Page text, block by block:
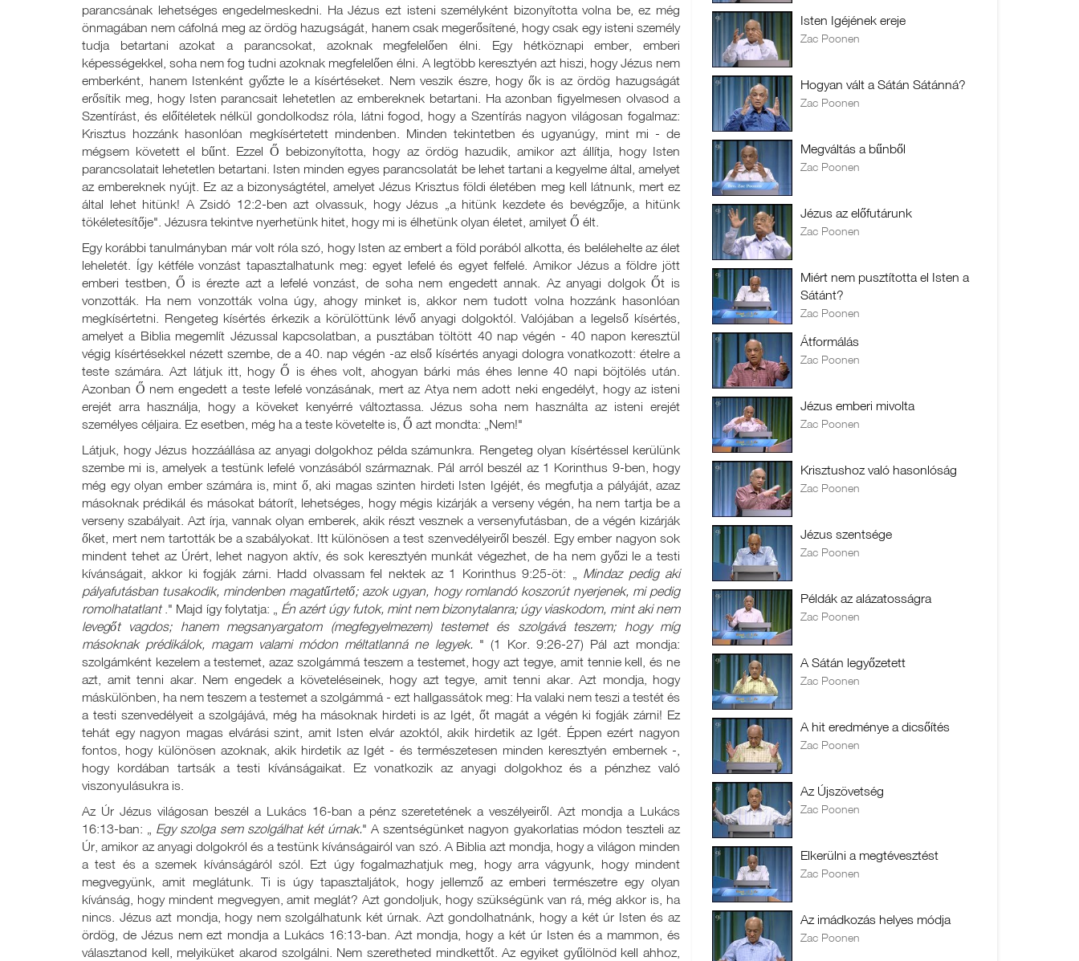
parancsának lehetséges engedelmeskedni. Ha Jézus ezt isteni személyként bizonyította volna be, ez még
önmagában nem cáfolná meg az ördög hazugságát, hanem csak megerősítené, hogy csak egy isteni személy
tudja betartani azokat a parancsokat, azoknak megfelelően élni. Egy hétköznapi ember, emberi
képességekkel, soha nem fog tudni azoknak megfelelően élni. A legtöbb keresztyén azt hiszi, hogy Jézus nem
emberként, hanem Istenként győzte le a kísértéseket. Nem veszik észre, hogy ők is az ördög hazugságát
erősítik meg, hogy Isten parancsait lehetetlen az embereknek betartani. Ha azonban figyelmesen olvasod a
Szentírást, és előítéletek nélkül gondolkodsz róla, látni fogod, hogy a Szentírás nagyon világosan fogalmaz:
Krisztus hozzánk hasonlóan megkísértetett mindenben. Minden tekintetben és ugyanúgy, mint mi - de
mégsem követett el bűnt. Ezzel Ő bebizonyította, hogy az ördög hazudik, amikor azt állítja, hogy Isten
parancsolatait lehetetlen betartani. Isten minden egyes parancsolatát be lehet tartani a kegyelme által, amelyet
az embereknek nyújt. Ez az a bizonyságtétel, amelyet Jézus Krisztus földi életében meg kell látnunk, mert ez
által lehet hitünk! A Zsidó 12:2-ben azt olvassuk, hogy Jézus „a hitünk kezdete és bevégzője, a hitünk
tökéletesítője". Jézusra tekintve nyerhetünk hitet, hogy mi is élhetünk olyan életet, amilyet Ő élt.
Egy korábbi tanulmányban már volt róla szó, hogy Isten az embert a föld porából alkotta, és belélehelte az élet
leheletét. Így kétféle vonzást tapasztalhatunk meg: egyet lefelé és egyet felfelé. Amikor Jézus a földre jött
emberi testben, Ő is érezte azt a lefelé vonzást, de soha nem engedett annak. Az anyagi dolgok Őt is
vonzották. Ha nem vonzották volna úgy, ahogy minket is, akkor nem tudott volna hozzánk hasonlóan
megkísértetni. Rengeteg kísértés érkezik a körülöttünk lévő anyagi dolgoktól. Valójában a legelső kísértés,
amelyet a Biblia megemlít Jézussal kapcsolatban, a pusztában töltött 40 nap végén - 40 napon keresztül
végig kísértésekkel nézett szembe, de a 40. nap végén -az első kísértés anyagi dologra vonatkozott: ételre a
teste számára. Azt látjuk itt, hogy Ő is éhes volt, ahogyan bárki más éhes lenne 40 napi böjtölés után.
Azonban Ő nem engedett a teste lefelé vonzásának, mert az Atya nem adott neki engedélyt, hogy az isteni
erejét arra használja, hogy a köveket kenyérré változtassa. Jézus soha nem használta az isteni erejét
személyes céljaira. Ez esetben, még ha a teste követelte is, Ő azt mondta: „Nem!"
Látjuk, hogy Jézus hozzáállása az anyagi dolgokhoz példa számunkra. Rengeteg olyan kísértéssel kerülünk
szembe mi is, amelyek a testünk lefelé vonzásából származnak. Pál arról beszél az 1 Korinthus 9-ben, hogy
még egy olyan ember számára is, mint ő, aki magas szinten hirdeti Isten Igéjét, és megfutja a pályáját, azaz
másoknak prédikál és másokat bátorít, lehetséges, hogy mégis kizárják a verseny végén, ha nem tartja be a
verseny szabályait. Azt írja, vannak olyan emberek, akik részt vesznek a versenyfutásban, de a végén kizárják
őket, mert nem tartották be a szabályokat. Itt különösen a test szenvedélyeiről beszél. Egy ember nagyon sok
mindent tehet az Úrért, lehet nagyon aktív, és sok keresztyén munkát végezhet, de ha nem győzi le a testi
kívánságait, akkor ki fogják zárni. Hadd olvassam fel nektek az 1 Korinthus 9:25-öt: „ Mindaz pedig aki
pályafutásban tusakodik, mindenben magatűrtető; azok ugyan, hogy romlandó koszorút nyerjenek, mi pedig
romolhatatlant ." Majd így folytatja: „ Én azért úgy futok, mint nem bizonytalanra; úgy viaskodom, mint aki nem
levegőt vagdos; hanem megsanyargatom (megfegyelmezem) testemet és szolgává teszem; hogy míg
másoknak prédikálok, magam valami módon méltatlanná ne legyek. " (1 Kor. 9:26-27) Pál azt mondja:
szolgámként kezelem a testemet, azaz szolgámmá teszem a testemet, hogy azt tegye, amit tennie kell, és ne
azt, amit tenni akar. Nem engedek a követeléseinek, hogy azt tegye, amit tenni akar. Azt mondja, hogy
máskülönben, ha nem teszem a testemet a szolgámmá - ezt hallgassátok meg: Ha valaki nem teszi a testét és
a testi szenvedélyeit a szolgájává, még ha másoknak hirdeti is az Igét, őt magát a végén ki fogják zárni! Ez
tehát egy nagyon magas elvárási szint, amit Isten elvár azoktól, akik hirdetik az Igét. Éppen ezért nagyon
fontos, hogy különösen azoknak, akik hirdetik az Igét - és természetesen minden keresztyén embernek -,
hogy kordában tartsák a testi kívánságaikat. Ez vonatkozik az anyagi dolgokhoz és a pénzhez való
viszonyulásukra is.
Az Úr Jézus világosan beszél a Lukács 16-ban a pénz szeretetének a veszélyeiről. Azt mondja a Lukács
16:13-ban: „ Egy szolga sem szolgálhat két úrnak." A szentségünket nagyon gyakorlatias módon teszteli az
Úr, amikor az anyagi dolgokról és a testünk kívánságairól van szó. A Biblia azt mondja, hogy a világon minden
a test és a szemek kívánságáról szól. Ezt úgy fogalmazhatjuk meg, hogy arra vágyunk, hogy mindent
megvegyünk, amit meglátunk. Ti is úgy tapasztaljátok, hogy jellemző az emberi természetre egy olyan
kívánság, hogy mindent megvegyen, amit meglát? Azt gondoljuk, hogy szükségünk van rá, még akkor is, ha
nincs. Jézus azt mondja, hogy nem szolgálhatunk két úrnak. Azt gondolhatnánk, hogy a két úr Isten és az
ördög, de Jézus nem ezt mondja a Lukács 16:13-ban. Azt mondja, hogy a két úr Isten és a mammon, és
választanod kell, melyiküket akarod szolgálni. Nem szeretheted mindkettőt. Az egyiket gyűlölnöd kell ahhoz,
Isten Igéjének ereje
Zac Poonen
Hogyan vált a Sátán Sátánná?
Zac Poonen
Megváltás a bűnből
Zac Poonen
Jézus az előfutárunk
Zac Poonen
Miért nem pusztította el Isten a
Sátánt?
Zac Poonen
Átformálás
Zac Poonen
Jézus emberi mivolta
Zac Poonen
Krisztushoz való hasonlóság
Zac Poonen
Jézus szentsége
Zac Poonen
Példák az alázatosságra
Zac Poonen
A Sátán legyőzetett
Zac Poonen
A hit eredménye a dicsőítés
Zac Poonen
Az Újszövetség
Zac Poonen
Elkerülni a megtévesztést
Zac Poonen
Az imádkozás helyes módja
Zac Poonen